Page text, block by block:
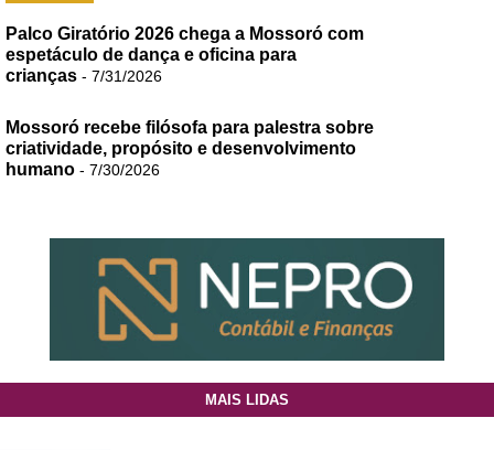
Palco Giratório 2026 chega a Mossoró com
espetáculo de dança e oficina para
crianças - 7/31/2026
Mossoró recebe filósofa para palestra sobre
criatividade, propósito e desenvolvimento
humano - 7/30/2026
MAIS LIDAS